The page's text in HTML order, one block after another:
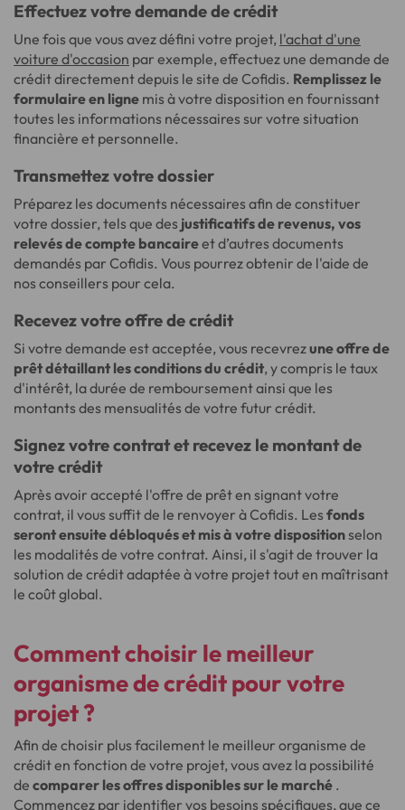
Effectuez votre demande de crédit
Une fois que vous avez défini votre projet, l'achat d'une
voiture d'occasion par exemple, effectuez une demande de
crédit directement depuis le site de Cofidis. Remplissez le
formulaire en ligne mis à votre disposition en fournissant
toutes les informations nécessaires sur votre situation
financière et personnelle.
Transmettez votre dossier
Préparez les documents nécessaires afin de constituer
votre dossier, tels que des justificatifs de revenus, vos
relevés de compte bancaireet d’autres documents
demandés par Cofidis. Vous pourrez obtenir de l'aide de
nos conseillers pour cela.
Recevez votre offre de crédit
Si votre demande est acceptée, vous recevrezune offre de
prêt détaillant les conditions du crédit, y compris le taux
d'intérêt, la durée de remboursement ainsi que les
montants des mensualités de votre futur crédit.
Signez votre contrat et recevez le montant de
votre crédit
Après avoir accepté l'offre de prêt en signant votre
contrat, il vous suffit de le renvoyer à Cofidis. Les fonds
seront ensuite débloqués et mis à votre dispositionselon
les modalités de votre contrat. Ainsi, il s'agit de trouver la
solution de crédit adaptée à votre projet tout en maîtrisant
le coût global.
Comment choisir le meilleur
organisme de crédit pour votre
projet ?
Afin de choisir plus facilement le meilleur organisme de
crédit en fonction de votre projet, vous avez la possibilité
de comparer les offres disponibles sur le marché .
Commencez par identifier vos besoins spécifiques, que ce